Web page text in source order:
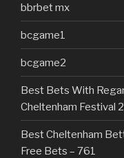
bbrbet mx
bcgame1
bcgame2
Best Bets With
Cheltenham Festival
Best Cheltenham
Free Bets – 761